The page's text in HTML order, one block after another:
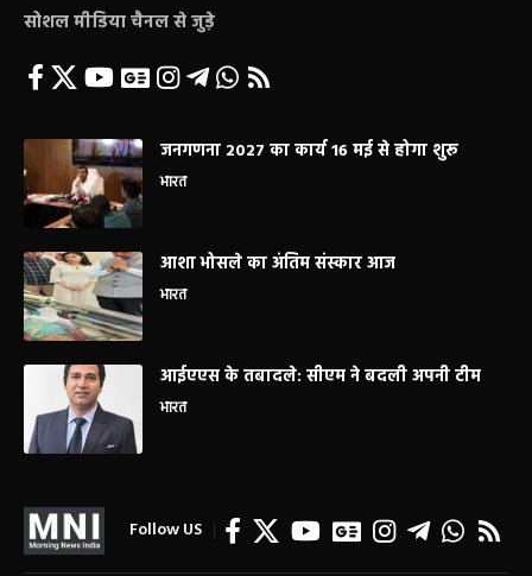
सोशल मीडिया चैनल से जुड़े
जनगणना 2027 का कार्य 16 मई से होगा शुरू
भारत
आशा भोसले का अंतिम संस्कार आज
भारत
आईएएस के तबादले: सीएम ने बदली अपनी टीम
भारत
Follow US